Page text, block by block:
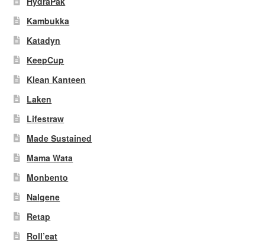
Kambukka
Katadyn
KeepCup
Klean Kanteen
Laken
Lifestraw
Made Sustained
Mama Wata
Monbento
Nalgene
Retap
Roll’eat